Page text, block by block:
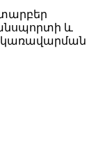
և
կառավարման